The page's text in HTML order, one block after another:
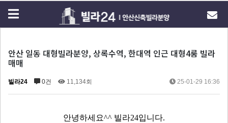
안산 일동 대형빌라분양, 상록수역, 한대역 인근 대형4룸 빌라
매매
빌라24 0건 11,134회 25-01-29 16:36
안녕하세요^^ 빌라24입니다.